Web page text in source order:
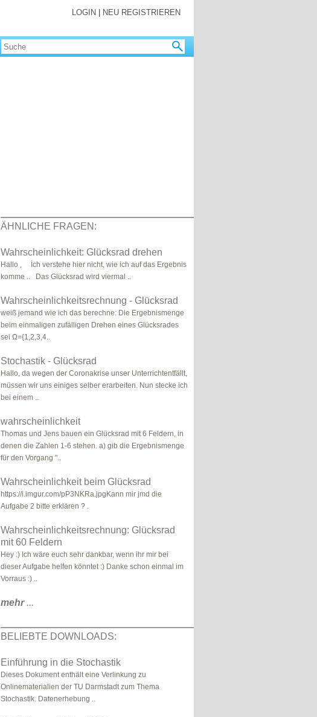
LOGIN NEU REGISTRIEREN
ÄHNLICHE FRAGEN:
Wahrscheinlichkeit: Glücksrad drehen
Hallo , İch verstehe hier nicht, wie ich auf das Ergebnis
komme .. Das Glücksrad wird viermal ..
Wahrscheinlichkeitsrechnung - Glücksrad
weiß jemand wie ich das berechne: Die Ergebnismenge
beim einmaligen zufälligen Drehen eines Glücksrades
sei Ω={1,2,3,4..
Stochastik - Glücksrad
Hallo, da wegen der Coronakrise unser Unterrichtentfällt,
müssen wir uns einiges selber erarbeiten. Nun stecke ich
bei einem ..
wahrscheinlichkeit
Thomas und Jens bauen ein Glücksrad mit 6 Feldern, in
denen die Zahlen 1-6 stehen. a) gib die Ergebnismenge
für den Vorgang "..
Wahrscheinlichkeit beim Glücksrad
https://i.imgur.com/pP3NKRa.jpgKann mir jmd die
Aufgabe 2 bitte erklären ? .
Wahrscheinlichkeitsrechnung: Glücksrad
mit 60 Feldern
Hey :) Ich wäre euch sehr dankbar, wenn ihr mir bei
dieser Aufgabe helfen könntet :) Danke schon einmal im
Vorraus :) ..
mehr...
BELIEBTE DOWNLOADS:
Einführung in die Stochastik
Dieses Dokument enthält eine Verlinkung zu
Onlinematerialien der TU Darmstadt zum Thema
Stochastik. Datenerhebung ..